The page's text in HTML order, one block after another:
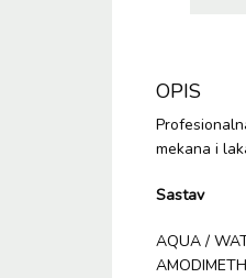
OPIS
mekana i
Sastav
AQUA /